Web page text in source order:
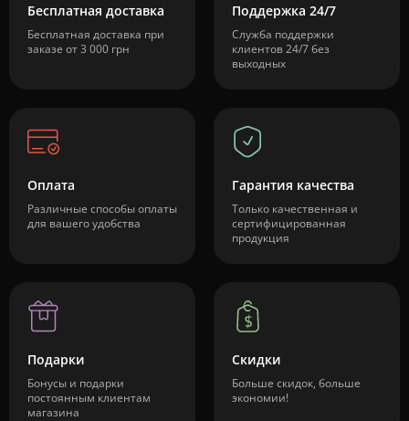
Бесплатная доставка
Бесплатная доставка при
заказе от 3 000 грн
Поддержка 24/7
Служба поддержки
клиентов 24/7 без
выходных
Оплата
Различные способы оплаты
для вашего удобства
Гарантия качества
Только качественная и
сертифицированная
продукция
Подарки
Бонусы и подарки
постоянным клиентам
магазина
Скидки
Больше скидок, больше
экономии!